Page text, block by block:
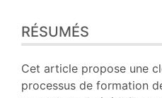
Index
Plan
Texte
Bibliographie
RÉSUMÉS
Cet article propose une
processus de formation